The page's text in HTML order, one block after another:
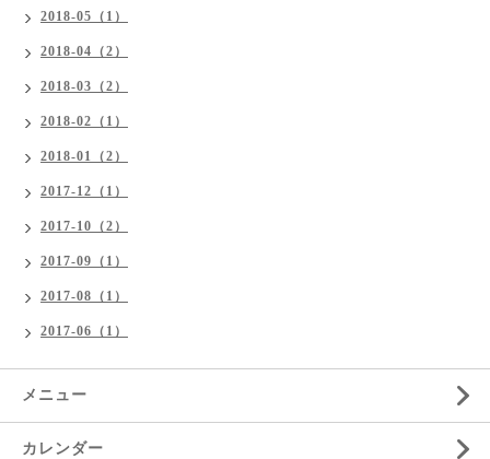
2018-05（1）
2018-04（2）
2018-03（2）
2018-02（1）
2018-01（2）
2017-12（1）
2017-10（2）
2017-09（1）
2017-08（1）
2017-06（1）
メニュー
カレンダー